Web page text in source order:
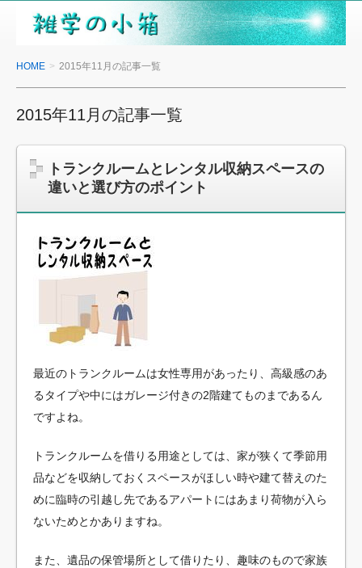
雑
の
小
箱
HOME 2015年11月の記事一覧
2015年11月の記事一覧
トランクルームとレンタル収納スペースの
違いと選び方のポイント
最近のトランクルームは女性専用があったり、高級感のあ
るタイプや中にはガレージ付きの2階建てものまであるん
ですよね。
トランクルームを借りる用途としては、家が狭くて季節用
品などを収納しておくスペースがほしい時や建て替えのた
めに臨時の引越し先であるアパートにはあまり荷物が入ら
ないためとかありますね。
また、遺品の保管場所として借りたり、趣味のもので家族